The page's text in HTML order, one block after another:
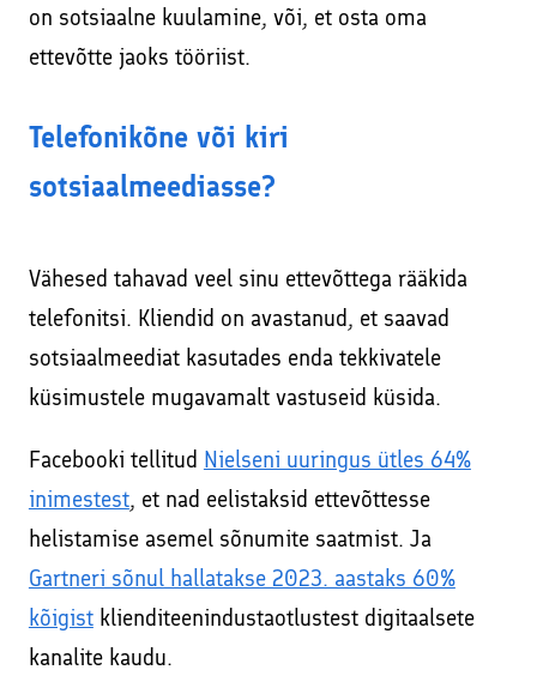
on sotsiaalne kuulamine, või, et osta oma
ettevõtte jaoks tööriist.
Telefonikõne või kiri
sotsiaalmeediasse?
Vähesed tahavad veel sinu ettevõttega rääkida
telefonitsi. Kliendid on avastanud, et saavad
sotsiaalmeediat kasutades enda tekkivatele
küsimustele mugavamalt vastuseid küsida.
Facebooki tellitud Nielseni uuringus ütles 64%
inimestest, et nad eelistaksid ettevõttesse
helistamise asemel sõnumite saatmist. Ja
Gartneri sõnul hallatakse 2023. aastaks 60%
kõigistklienditeenindustaotlustest digitaalsete
kanalite kaudu.